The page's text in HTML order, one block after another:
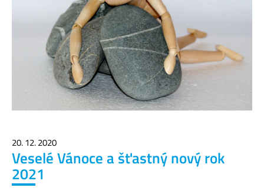
20. 12. 2020
Veselé Vánoce a šťastný nový rok
2021